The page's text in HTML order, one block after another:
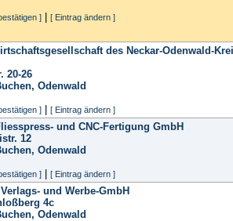
] [ Eintrag ändern ]
des Neckar-Odenwald-
20-26
Odenwald
] [ Eintrag ändern ]
und CNC-Fertigung GmbH
12
Odenwald
] [ Eintrag ändern ]
und Werbe-GmbH
4c
Odenwald